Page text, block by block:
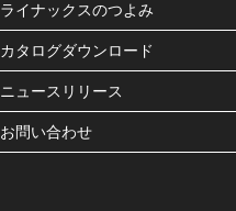
ライナックスのつよみ
カタログダウンロード
ニュースリリース
お問い合わせ